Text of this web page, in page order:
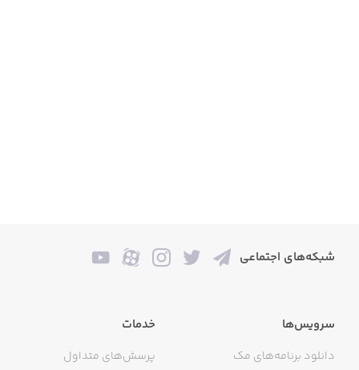
شبکه‌های اجتماعی
سرویس‌ها
دانلود برنامه‌های مک
خدمات
پرسش‌های متداول